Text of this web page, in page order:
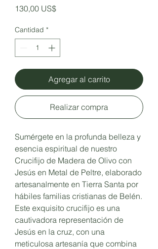
130,00 US$Precio
Cantidad *
Agregar al carrito
Realizar compra
Sumérgete en la profunda belleza y
esencia espiritual de nuestro
Crucifijo de Madera de Olivo con
Jesús en Metal de Peltre, elaborado
artesanalmente en Tierra Santa por
hábiles familias cristianas de Belén.
Este exquisito crucifijo es una
cautivadora representación de
Jesús en la cruz, con una
meticulosa artesanía que combina